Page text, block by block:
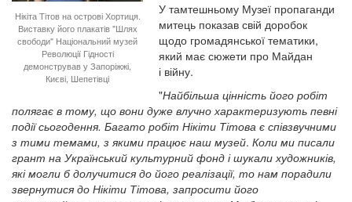
Нікіта Тітов на острові Хортиця.
Виставку його плакатів "Шлях
свободи" Національний музей
Революції Гідності
демонстрував у Запоріжжі,
Києві, Шепетівці
У тамтешньому Музеї пропаганди
митець показав свій доробок
щодо громадянської тематики,
який має сюжети про Майдан
і війну.
"Найбільша цінність його робіт
полягає в тому, що вони дуже влучно характеризують певні
події сьогодення. Багато робіт Нікіти Тітова є співзвучними
з тими темами, з якими працює наш музей. Коли ми писали
грант на Український культурний фонд і шукали художників,
які могли б долучитися до його реалізації, то нам порадили
звернутися до Нікіти Тітова, запросити його